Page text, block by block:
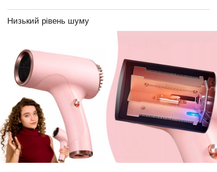
Низький рівень шуму